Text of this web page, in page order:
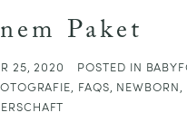
Paket
25, 2020 POSTED IN
, FAQS, NEWBORN ,